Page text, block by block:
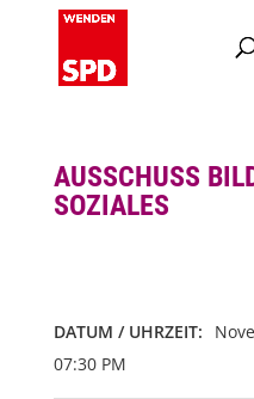
AUSSCHUSS
SOZIALES
DATUM / UHRZEIT:
07:30 PM